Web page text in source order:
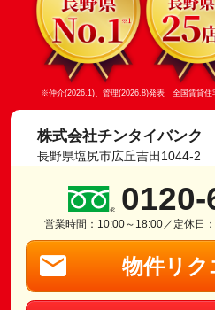
※仲介(2026.1)、管理(2026.8)発表 全国賃貸住
株式会社チンタイバンク
長野県塩尻市広丘吉田1044-2
0120-
営業時間：10:00～18:00／定休日
物件リク